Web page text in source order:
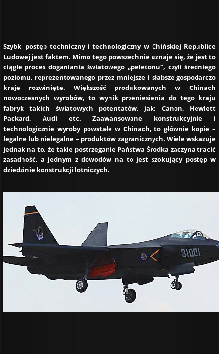
Szybki postęp techniczny i technologiczny w Chińskiej Republice
Ludowej jest faktem. Mimo tego powszechnie uznaje się, że jest to
ciągle proces doganiania światowego „peletonu”, czyli średniego
poziomu, reprezentowanego przez mniejsze i słabsze gospodarczo
kraje rozwinięte. Większość produkowanych w Chinach
nowoczesnych wyrobów, to wynik przeniesienia do tego kraju
fabryk takich światowych potentatów, jak: Canon, Hewlett
Packard, Audi etc. Zaawansowane konstrukcyjnie i
technologicznie wyroby powstałe w Chinach, to głównie kopie –
legalne lub nielegalne – produktów zagranicznych. Wiele wskazuje
jednak na to, że takie postrzeganie Państwa Środka zaczyna tracić
zasadność, a jednym z dowodów na to jest szokujący postęp w
dziedzinie konstrukcji lotniczych.